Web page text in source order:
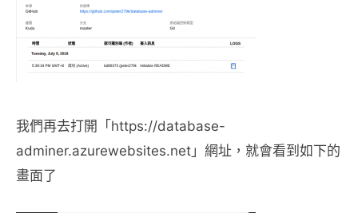
我們再去打開「https://database-
adminer.azurewebsites.net」網址，就會看到如下的
畫面了